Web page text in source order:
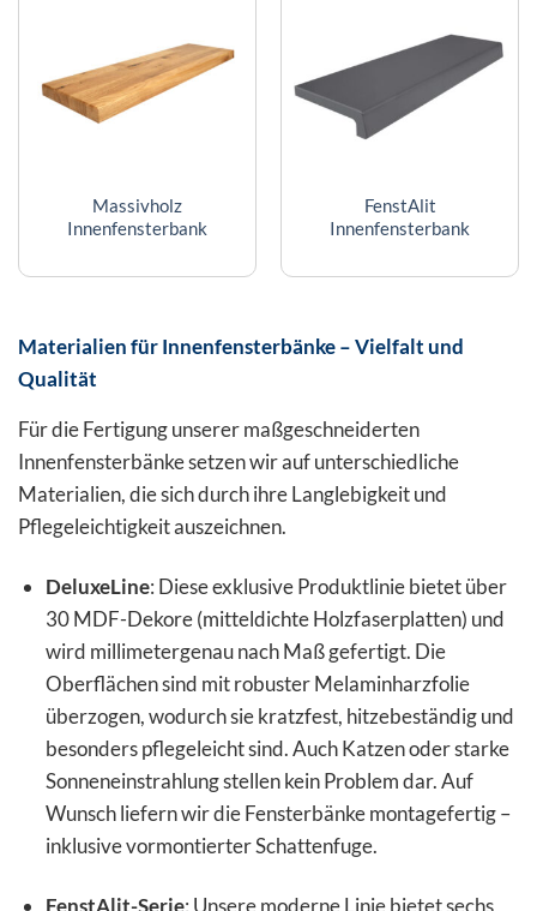
Massivholz
Innenfensterbank
FenstAlit
Innenfensterbank
Materialien für Innenfensterbänke – Vielfalt und
Qualität
Für die Fertigung unserer maßgeschneiderten
Innenfensterbänke setzen wir auf unterschiedliche
Materialien, die sich durch ihre Langlebigkeit und
Pflegeleichtigkeit auszeichnen.
DeluxeLine: Diese exklusive Produktlinie bietet über
30 MDF-Dekore (mitteldichte Holzfaserplatten) und
wird millimetergenau nach Maß gefertigt. Die
Oberflächen sind mit robuster Melaminharzfolie
überzogen, wodurch sie kratzfest, hitzebeständig und
besonders pflegeleicht sind. Auch Katzen oder starke
Sonneneinstrahlung stellen kein Problem dar. Auf
Wunsch liefern wir die Fensterbänke montagefertig –
inklusive vormontierter Schattenfuge.
FenstAlit-Serie: Unsere moderne Linie bietet sechs